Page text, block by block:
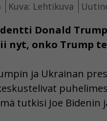
Kuva: Lehtikuva
Donald
nyt, onko Trump
ja Ukrainan
tutkisi Joe Bidenin